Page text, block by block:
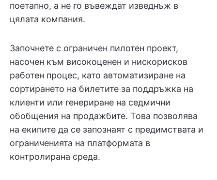
поетапно, а не го въвеждат изведнъж в
цялата компания.
Започнете с ограничен пилотен проект,
насочен към високоценен и нискорисков
работен процес, като автоматизиране на
сортирането на билетите за поддръжка на
клиенти или генериране на седмични
обобщения на продажбите. Това позволява
на екипите да се запознаят с предимствата и
ограниченията на платформата в
контролирана среда.